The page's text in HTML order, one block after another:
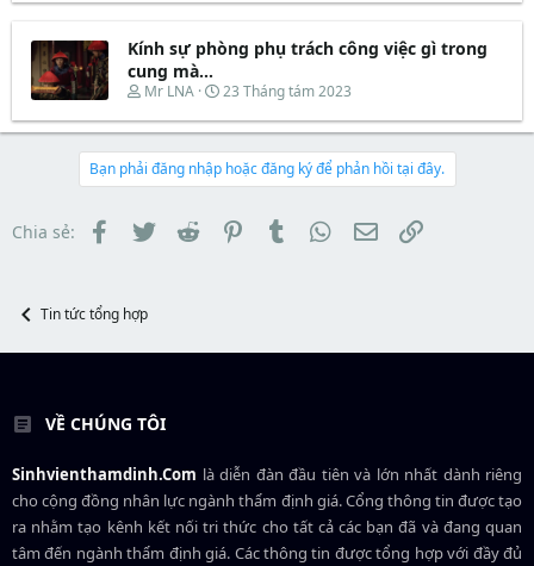
a
t
r
ầ
r
a
d
s
a
t
e
à
b
t
ầ
Kính sự phòng phụ trách công việc gì trong
cung mà...
T
r
a
d
t
a
r
Mr LNA
N
à
b
ắ
đ
ầ
23 Tháng tám 2023
Bạn phải đăng nhập hoặc đăng ký để phản hồi tại đây.
Chia sẻ: Facebook
TwitterReddit PinterestTumblr WhatsApp
EmailLink
Tin tức tổng hợp
VỀ CHÚNG TÔI
Sinhvienthamdinh.Com là diễn đàn đầu tiên và lớn nhất dành riêng
cho cộng đồng nhân lực ngànhthẩm định giá. Cổng thông tin được tạo
ra nhằm tạo kênh kết nối tri thức cho tất cả các bạn đã và đang quan
tâm đến ngành thẩm định giá. Các thông tin được tổng hợp với đầy đủ